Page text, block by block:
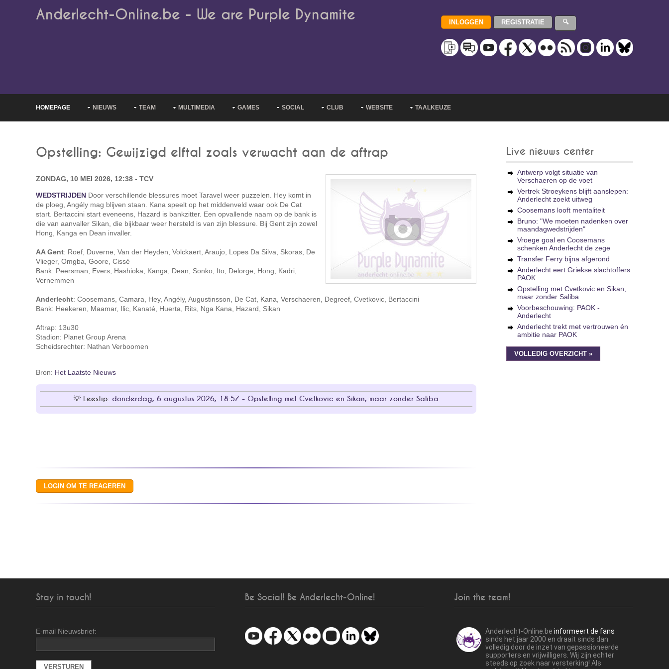
Anderlecht-Online.be - We are Purple Dynamite
HOMEPAGE NIEUWS TEAM MULTIMEDIA GAMES SOCIAL CLUB WEBSITE TAALKEUZE
Opstelling: Gewijzigd elftal zoals verwacht aan de aftrap
ZONDAG, 10 MEI 2026, 12:38 - TCV
WEDSTRIJDEN Door verschillende blessures moet Taravel weer puzzelen. Hey komt in
de ploeg, Angély mag blijven staan. Kana speelt op het middenveld waar ook De Cat
start. Bertaccini start eveneens, Hazard is bankzitter. Een opvallende naam op de bank is
die van aanvaller Sikan, die bijkbaar weer hersteld is van zijn blessure. Bij Gent zijn zowel
Hong, Kanga en Dean invaller.
AA Gent: Roef, Duverne, Van der Heyden, Volckaert, Araujo, Lopes Da Silva, Skoras, De
Vlieger, Omgba, Goore, Cissé
Bank: Peersman, Evers, Hashioka, Kanga, Dean, Sonko, Ito, Delorge, Hong, Kadri,
Vernemmen
Anderlecht: Coosemans, Camara, Hey, Angély, Augustinsson, De Cat, Kana, Verschaeren, Degreef, Cvetkovic, Bertaccini
Bank: Heekeren, Maamar, Ilic, Kanaté, Huerta, Rits, Nga Kana, Hazard, Sikan
Aftrap: 13u30
Stadion: Planet Group Arena
Scheidsrechter: Nathan Verboomen
Bron: Het Laatste Nieuws
Leestip: donderdag, 6 augustus 2026, 18:57 - Opstelling met Cvetkovic en Sikan, maar zonder Saliba
Live nieuws center
Antwerp volgt situatie van
Verschaeren op de voet
Vertrek Stroeykens blijft aanslepen:
Anderlecht zoekt uitweg
Coosemans looft mentaliteit
Bruno: "We moeten nadenken over
maandagwedstrijden"
Vroege goal en Coosemans
schenken Anderlecht de zege
Transfer Ferry bijna afgerond
Anderlecht eert Griekse slachtoffers
PAOK
Opstelling met Cvetkovic en Sikan,
maar zonder Saliba
Voorbeschouwing: PAOK -
Anderlecht
Anderlecht trekt met vertrouwen én
ambitie naar PAOK
VOLLEDIG OVERZICHT »
Stay in touch!
E-mail Nieuwsbrief:
Be Social! Be Anderlecht-Online! Join the team!
Anderlecht-Online.be informeert de fans
sinds het jaar 2000 en draait sinds dan
volledig door de inzet van gepassioneerde
supporters en vrijwilligers. Wij zijn echter
steeds op zoek naar versterking! Als